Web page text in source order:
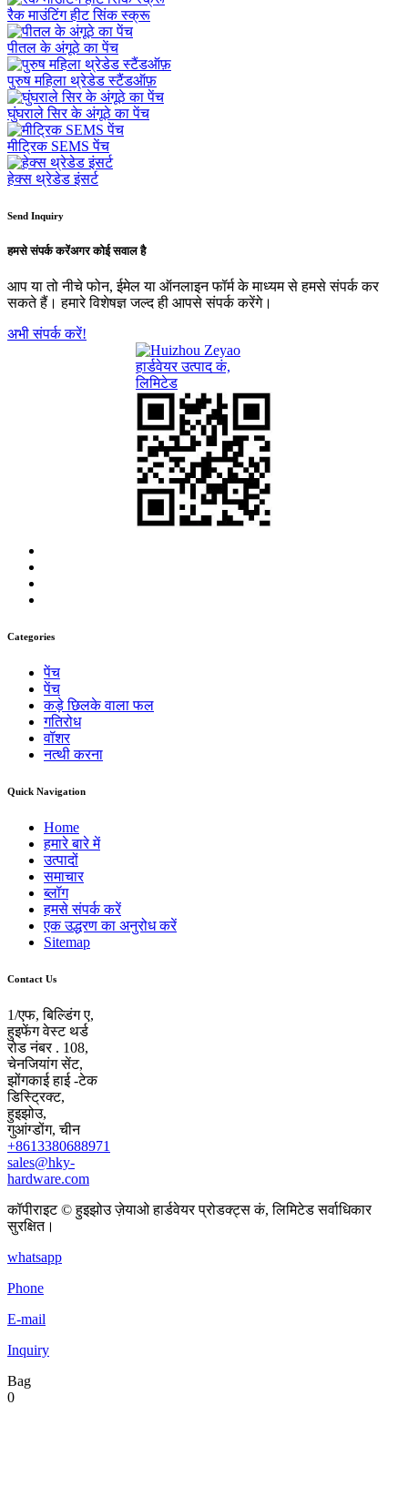
रैक माउंटिंग हीट सिंक स्क्रू
पीतल के अंगूठे का पेंच
पुरुष महिला थ्रेडेड स्टैंडऑफ़
घुंघराले सिर के अंगूठे का पेंच
मीट्रिक SEMS पेंच
हेक्स थ्रेडेड इंसर्ट
Send Inquiry
हमसे संपर्क करेंअगर कोई सवाल है
आप या तो नीचे फोन, ईमेल या ऑनलाइन फॉर्म के माध्यम से हमसे संपर्क कर
सकते हैं। हमारे विशेषज्ञ जल्द ही आपसे संपर्क करेंगे।
अभी संपर्क करें!
Categories
पेंच
पेंच
कड़े छिलके वाला फल
गतिरोध
वॉशर
नत्थी करना
Quick Navigation
Home
हमारे बारे में
उत्पादों
समाचार
ब्लॉग
हमसे संपर्क करें
एक उद्धरण का अनुरोध करें
Sitemap
Contact Us
1/एफ, बिल्डिंग ए,
हुइफेंग वेस्ट थर्ड
रोड नंबर . 108,
चेनजियांग सेंट,
झोंगकाई हाई -टेक
डिस्ट्रिक्ट,
हुइझोउ,
गुआंग्डोंग, चीन
+8613380688971
sales@hky-
hardware.com
कॉपीराइट © हुइझोउ ज़ेयाओ हार्डवेयर प्रोडक्ट्स कं, लिमिटेड सर्वाधिकार
सुरक्षित।
whatsapp
Phone
E-mail
Inquiry
Bag
0